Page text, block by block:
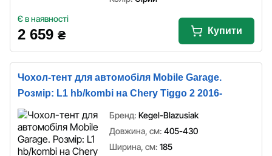
Є в наявності
2 659 ₴ Купити
Чохол-тент для автомобіля Mobile Garage.
Розмір: L1 hb/kombi на Chery Tiggo 2 2016-
Бренд: Kegel-Blazusiak
Довжина, см: 405-430
Ширина, см: 185